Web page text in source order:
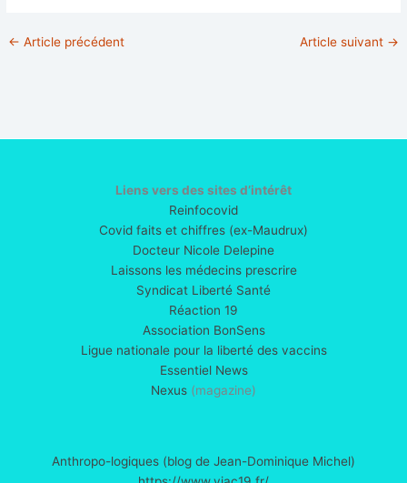
← Article précédent Article suivant →
Liens vers des sites d’intérêt
Reinfocovid
Covid faits et chiffres (ex-Maudrux)
Docteur Nicole Delepine
Laissons les médecins prescrire
Syndicat Liberté Santé
Réaction 19
Association BonSens
Ligue nationale pour la liberté des vaccins
Essentiel News
Nexus (magazine)
Anthropo-logiques (blog de Jean-Dominique Michel)